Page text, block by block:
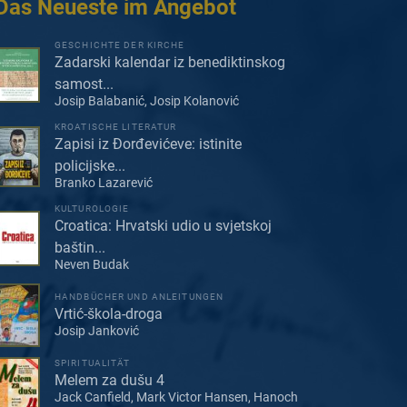
Neueste im Angebot
GESCHICHTE DER KIRCHE
Zadarski kalendar iz benediktinskog
samost...
Josip Balabanić, Josip Kolanović
KROATISCHE LITERATUR
Zapisi iz Đorđevićeve: istinite
policijske...
Branko Lazarević
KULTUROLOGIE
Croatica: Hrvatski udio u svjetskoj
baštin...
Neven Budak
HANDBÜCHER UND ANLEITUNGEN
Vrtić-škola-droga
Josip Janković
SPIRITUALITÄT
Melem za dušu 4
Jack Canfield, Mark Victor Hansen, Hanoch